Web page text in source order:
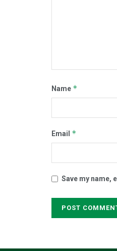
Name *
Email *
Save my name,